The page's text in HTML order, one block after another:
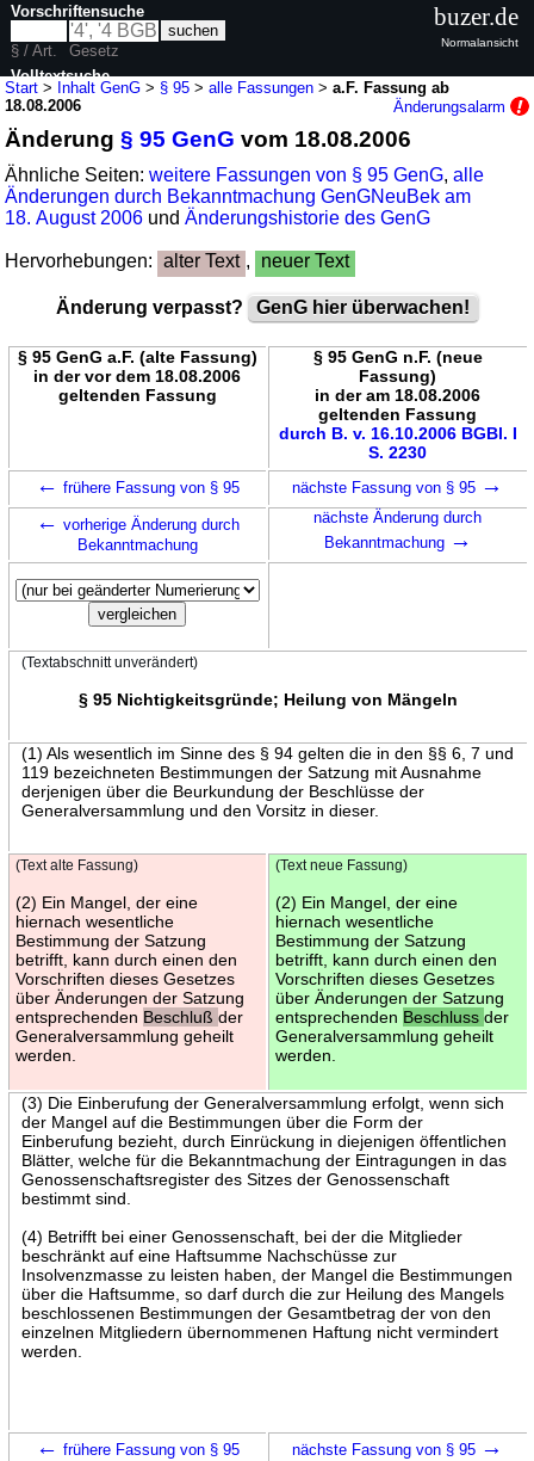
Start > Inhalt GenG > § 95 >alle Fassungen >a.F. Fassung ab
18.08.2006
Änderungsalarm
Änderung§ 95 GenG vom 18.08.2006
Ähnliche Seiten:weitere Fassungen von § 95 GenG,alle
Änderungen durch Bekanntmachung GenGNeuBek am
18. August 2006 undÄnderungshistorie des GenG
Hervorhebungen: alter Text , neuer Text
Änderung verpasst? GenG hier überwachen!
§ 95 GenG a.F. (alte Fassung)
in der vor dem 18.08.2006
geltenden Fassung
§ 95 GenG n.F. (neue
Fassung)
in der am 18.08.2006
geltenden Fassung
durch B. v. 16.10.2006 BGBl. I
S. 2230
← frühere Fassung von § 95 nächste Fassung von § 95 →
← vorherige Änderung durch
Bekanntmachung
nächste Änderung durch
Bekanntmachung →
(Textabschnitt unverändert)
§ 95 Nichtigkeitsgründe; Heilung von Mängeln
(1) Als wesentlich im Sinne des § 94 gelten die in den §§ 6, 7 und
119 bezeichneten Bestimmungen der Satzung mit Ausnahme
derjenigen über die Beurkundung der Beschlüsse der
Generalversammlung und den Vorsitz in dieser.
(Text alte Fassung)
(2) Ein Mangel, der eine
hiernach wesentliche
Bestimmung der Satzung
betrifft, kann durch einen den
Vorschriften dieses Gesetzes
über Änderungen der Satzung
entsprechenden Beschluß der
Generalversammlung geheilt
werden.
(Text neue Fassung)
(2) Ein Mangel, der eine
hiernach wesentliche
Bestimmung der Satzung
betrifft, kann durch einen den
Vorschriften dieses Gesetzes
über Änderungen der Satzung
entsprechenden Beschluss der
Generalversammlung geheilt
werden.
(3) Die Einberufung der Generalversammlung erfolgt, wenn sich
der Mangel auf die Bestimmungen über die Form der
Einberufung bezieht, durch Einrückung in diejenigen öffentlichen
Blätter, welche für die Bekanntmachung der Eintragungen in das
Genossenschaftsregister des Sitzes der Genossenschaft
bestimmt sind.
(4) Betrifft bei einer Genossenschaft, bei der die Mitglieder
beschränkt auf eine Haftsumme Nachschüsse zur
Insolvenzmasse zu leisten haben, der Mangel die Bestimmungen
über die Haftsumme, so darf durch die zur Heilung des Mangels
beschlossenen Bestimmungen der Gesamtbetrag der von den
einzelnen Mitgliedern übernommenen Haftung nicht vermindert
werden.
← frühere Fassung von § 95 nächste Fassung von § 95 →
Vorschriftensuche
§ / Art.
Gesetz
Volltextsuche
buzer.de
Normalansicht